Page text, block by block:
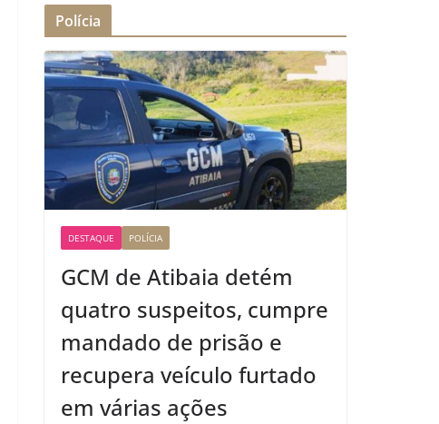
Polícia
DESTAQUE POLÍCIA
GCM de Atibaia detém
quatro suspeitos, cumpre
mandado de prisão e
recupera veículo furtado
em várias ações